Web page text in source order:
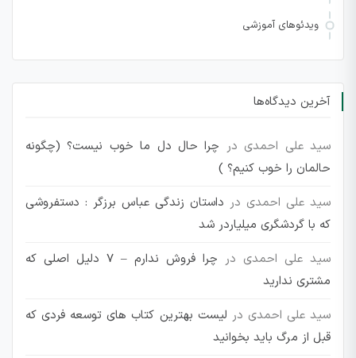
ویدئوهای آموزشی
آخرین دیدگاه‌ها
سید علی احمدی در چرا حال دل ما خوب نیست؟ (چگونه
حالمان را خوب کنیم؟ )
سید علی احمدی در داستان زندگی عباس برزگر : دستفروشی
که با گردشگری میلیاردر شد
سید علی احمدی در
چرا فروش ندارم – 7 دلیل اصلی که
مشتری ندارید
سید علی احمدی در لیست بهترین کتاب های توسعه فردی که
قبل از مرگ باید بخوانید